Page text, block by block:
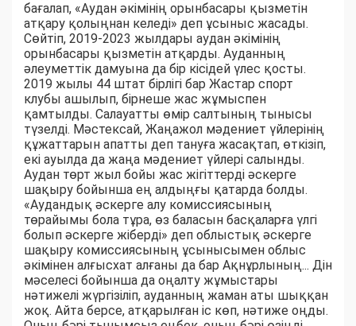
бағалап, «Аудан әкімінің орынбасары қызметін
атқару қолыңнан келеді» деп ұсыныс жасады.
Сөйтіп, 2019-2023 жылдары аудан әкімінің
орынбасары қызметін атқарды. Ауданның
әлеуметтік дамуына да бір кісідей үлес қосты.
2019 жылы 44 штат бірлігі бар Жастар спорт
клубы ашылып, бірнеше жас жұмыспен
қамтылды. Салауатты өмір салтының тынысы
түзелді. Мәстексай, Жаңажол мәдениет үйлерінің
құжаттарын апатты деп тануға жасақтап, өткізіп,
екі ауылда да жаңа мәдениет үйлері салынды.
Аудан төрт жыл бойы жас жігіттерді әскерге
шақыру бойынша ең алдыңғы қатарда болды.
«Аудандық әскерге алу комиссиясының
төрайымы бола тұра, өз баласын басқаларға үлгі
болып әскерге жіберді» деп облыстық әскерге
шақыру комиссиясының ұсынысымен облыс
әкімінен алғысхат алғаны да бар Ақнұрлының... Дін
мәселесі бойынша да оңалту жұмыстары
нәтижелі жүргізіліп, ауданның жаман аты шыққан
жоқ. Айта берсе, атқарылған іс көп, нәтиже оңды.